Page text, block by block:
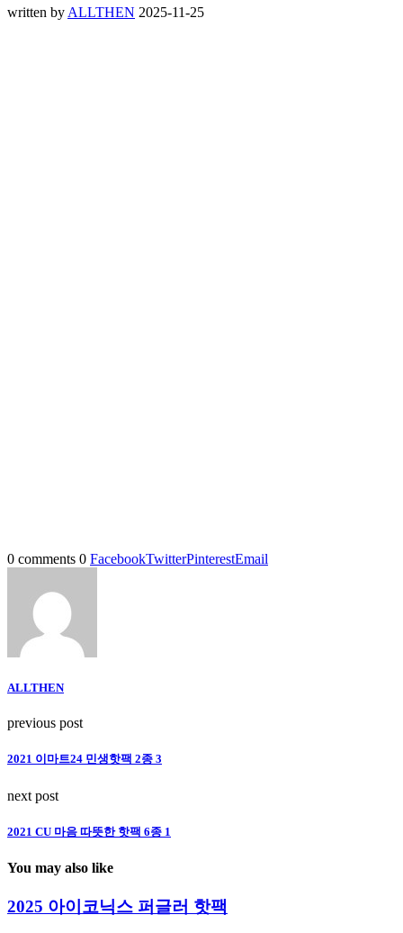
written by ALLTHEN 2025-11-25
0 comments 0 FacebookTwitterPinterestEmail
ALLTHEN
previous post
2021 이마트24 민생핫팩 2종 3
next post
2021 CU 마음 따뜻한 핫팩 6종 1
You may also like
2025 아이코닉스 퍼글러 핫팩